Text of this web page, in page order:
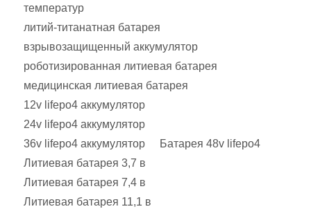
температур
литий-титанатная батарея
взрывозащищенный аккумулятор
роботизированная литиевая батарея
медицинская литиевая батарея
12v lifepo4 аккумулятор
24v lifepo4 аккумулятор
36v lifepo4 аккумулятор
Батарея 48v lifepo4
Литиевая батарея 3,7 в
Литиевая батарея 7,4 в
Литиевая батарея 11,1 в